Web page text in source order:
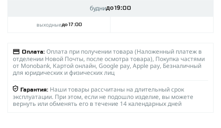
буднидо 19:00
выходныедо 17:00
Оплата: Оплата при получении товара (Наложенный платеж в
отделении Новой Почты, после осмотра товара), Покупка частями
от Monobank, Картой онлайн, Google pay, Apple pay, Безналичный
для юридических и физических лиц
Гарантия: Наши товары рассчитаны на длительный срок
эксплуатации. При этом, если не подошло изделие, вы можете
вернуть или обменять его в течение 14 календарных дней